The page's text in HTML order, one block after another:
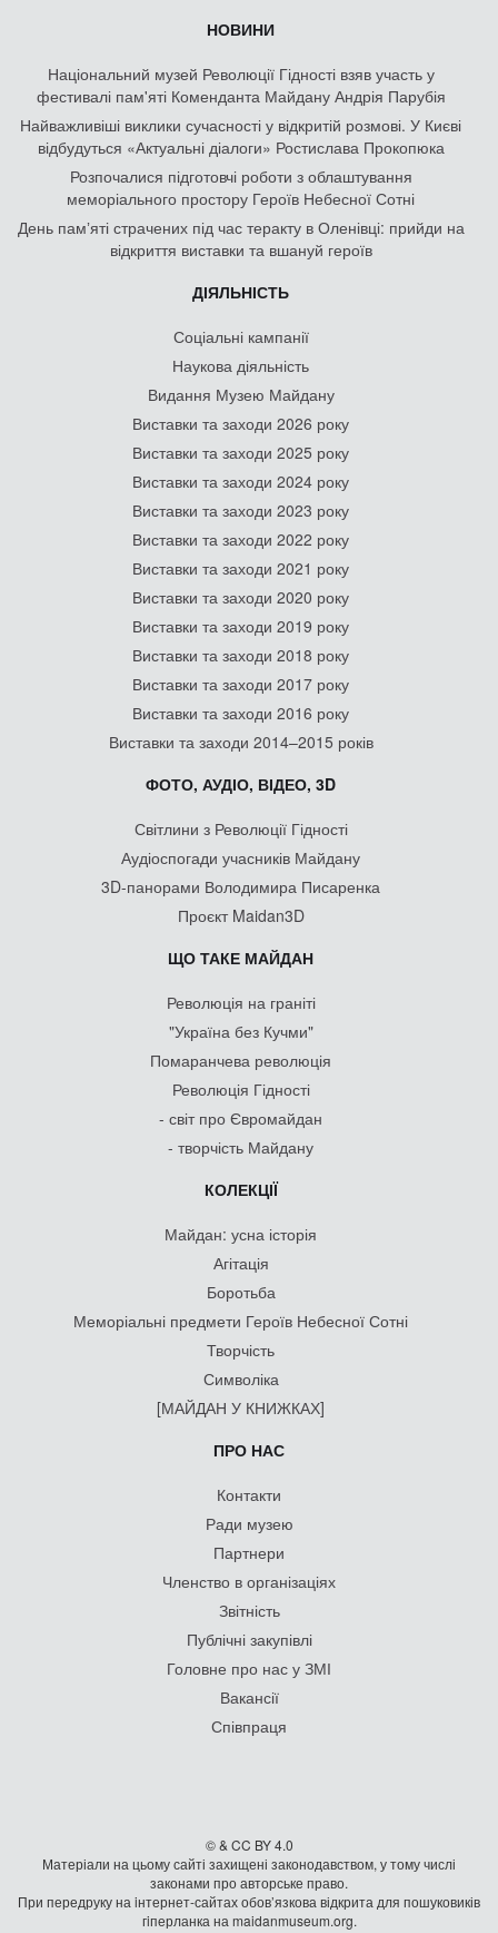
НОВИНИ
Національний музей Революції Гідності взяв участь у
фестивалі пам'яті Коменданта Майдану Андрія Парубія
Найважливіші виклики сучасності у відкритій розмові. У Києві
відбудуться «Актуальні діалоги» Ростислава Прокопюка
Розпочалися підготовчі роботи з облаштування
меморіального простору Героїв Небесної Сотні
День памʼяті страчених під час теракту в Оленівці: прийди на
відкриття виставки та вшануй героїв
ДІЯЛЬНІСТЬ
Соціальні кампанії
Наукова діяльність
Видання Музею Майдану
Виставки та заходи 2026 року
Виставки та заходи 2025 року
Виставки та заходи 2024 року
Виставки та заходи 2023 року
Виставки та заходи 2022 року
Виставки та заходи 2021 року
Виставки та заходи 2020 року
Виставки та заходи 2019 року
Виставки та заходи 2018 року
Виставки та заходи 2017 року
Виставки та заходи 2016 року
Виставки та заходи 2014–2015 років
ФОТО, АУДІО, ВІДЕО, 3D
Світлини з Революції Гідності
Аудіоспогади учасників Майдану
3D-панорами Володимира Писаренка
Проєкт Maidan3D
ЩО ТАКЕ МАЙДАН
Революція на граніті
"Україна без Кучми"
Помаранчева революція
Революція Гідності
- світ про Євромайдан
- творчість Майдану
КОЛЕКЦІЇ
Майдан: усна історія
Агітація
Боротьба
Меморіальні предмети Героїв Небесної Сотні
Творчість
Символіка
[МАЙДАН У КНИЖКАХ]
ПРО НАС
Контакти
Ради музею
Партнери
Членство в організаціях
Звітність
Публічні закупівлі
Головне про нас у ЗМІ
Вакансії
Співпраця
© & CC BY 4.0
Матеріали на цьому сайті захищені законодавством, у тому числі
законами про авторське право.
При передруку на iнтернет-сайтах обов’язкова відкрита для пошуковиків
гiперланка на maidanmuseum.org.